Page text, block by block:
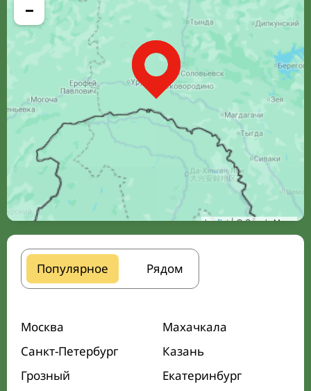
−
Leaflet| © Google Maps
Популярное Рядом
Москва
Махачкала
Санкт-Петербург
Казань
Грозный
Екатеринбург